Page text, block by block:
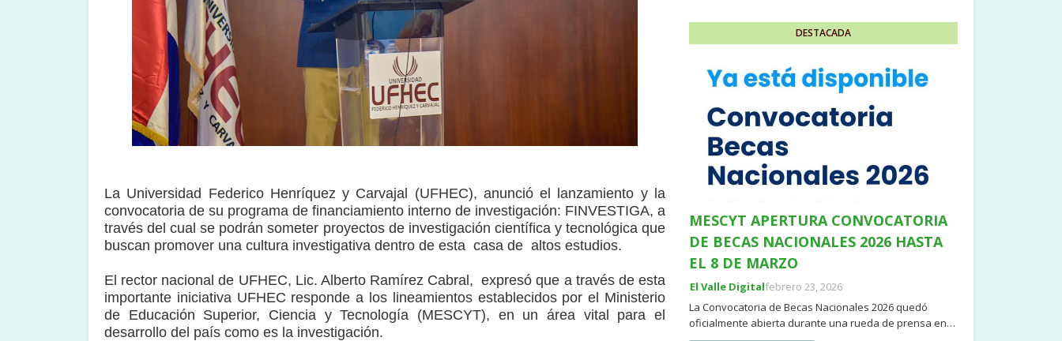
La Universidad Federico Henríquez y Carvajal (UFHEC), anunció el lanzamiento y la
convocatoria de su programa de financiamiento interno de investigación: FINVESTIGA, a
través del cual se podrán someter proyectos de investigación científica y tecnológica que
buscan promover una cultura investigativa dentro de esta casa de altos estudios.
El rector nacional de UFHEC, Lic. Alberto Ramírez Cabral, expresó que a través de esta
importante iniciativa UFHEC responde a los lineamientos establecidos por el Ministerio
de Educación Superior, Ciencia y Tecnología (MESCYT), en un área vital para el
desarrollo del país como es la investigación.
DESTACADA
MESCYT APERTURA CONVOCATORIA
DE BECAS NACIONALES 2026 HASTA
EL 8 DE MARZO
El Valle Digitalfebrero 23, 2026
La Convocatoria de Becas Nacionales 2026 quedó
oficialmente abierta durante una rueda de prensa en…